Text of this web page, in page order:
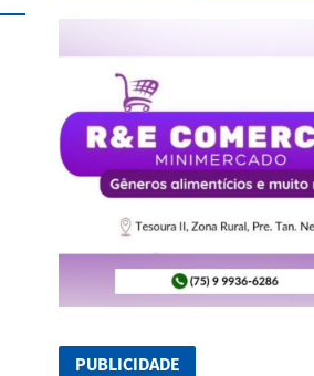
PUBLICIDADE